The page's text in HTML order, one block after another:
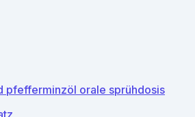
pfefferminzöl orale sprühdosis